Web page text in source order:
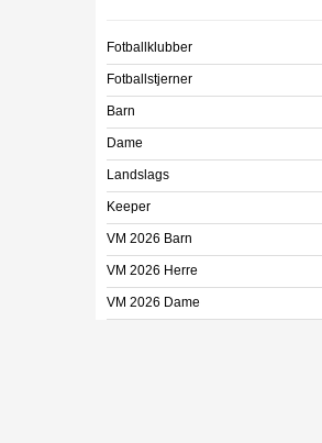
Fotballklubber
Fotballstjerner
Barn
Dame
Landslags
Keeper
VM 2026 Barn
VM 2026 Herre
VM 2026 Dame